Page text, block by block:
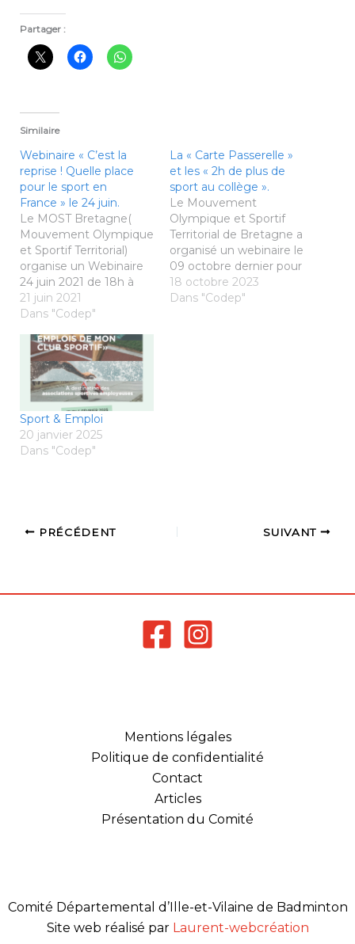
Partager :
Similaire
Webinaire « C’est la
reprise ! Quelle place
pour le sport en
France » le 24 juin.
Le MOST Bretagne(
Mouvement Olympique
et Sportif Territorial)
organise un Webinaire
24 juin 2021 de 18h à
20h : C’est la reprise !
Quelle place pour le
Contexte :Les
nouvelles pratiques
sportives émergentes
depuis plusieurs années,
les conséquences de la
crise sanitaire, ainsi que
les questions de santé
et d’environnement…
21 juin 2021
Dans "Codep"
La « Carte Passerelle »
et les « 2h de plus de
sport au collège ».
Le Mouvement
Olympique et Sportif
Territorial de Bretagne a
organisé un webinaire le
09 octobre dernier pour
présenter et déployer 2
dispositifs sur le
18 octobre 2023
Dans "Codep"
Sport & Emploi
20 janvier 2025
Dans "Codep"
PRÉCÉDENT SUIVANT
Mentions légales
Politique de confidentialité
Contact
Articles
Présentation du Comité
Comité Départemental d’Ille-et-Vilaine de Badminton
Site web réalisé par Laurent-webcréation